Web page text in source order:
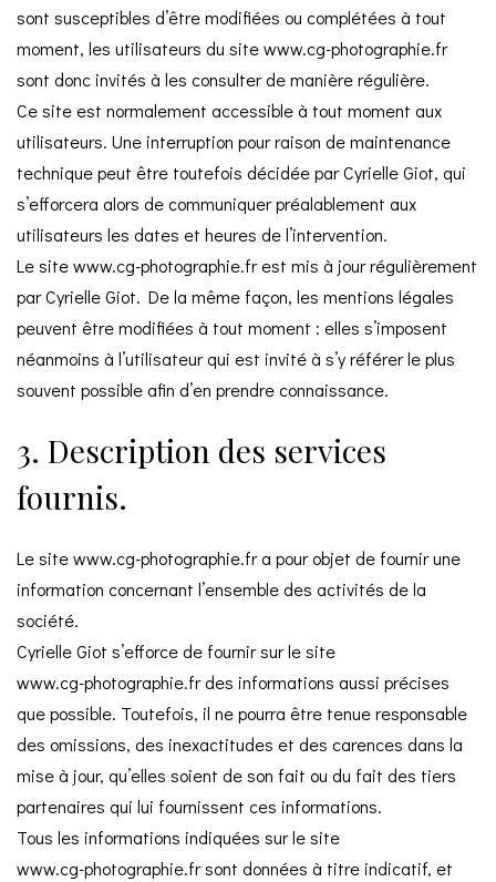
sont susceptibles d’être modifiées ou complétées à tout
moment, les utilisateurs du sitewww.cg-photographie.fr
sont donc invités à les consulter de manière régulière.
Ce site est normalement accessible à tout moment aux
utilisateurs. Une interruption pour raison de maintenance
technique peut être toutefois décidée par Cyrielle Giot, qui
s’efforcera alors de communiquer préalablement aux
utilisateurs les dates et heures de l’intervention.
Le sitewww.cg-photographie.frest mis à jour régulièrement
par Cyrielle Giot. De la même façon, les mentions légales
peuvent être modifiées à tout moment : elles s’imposent
néanmoins à l’utilisateur qui est invité à s’y référer le plus
souvent possible afin d’en prendre connaissance.
3. Description des services
fournis.
Le sitewww.cg-photographie.fra pour objet de fournir une
information concernant l’ensemble des activités de la
société.
Cyrielle Giot s’efforce de fournir sur le site
www.cg-photographie.frdes informations aussi précises
que possible. Toutefois, il ne pourra être tenue responsable
des omissions, des inexactitudes et des carences dans la
mise à jour, qu’elles soient de son fait ou du fait des tiers
partenaires qui lui fournissent ces informations.
Tous les informations indiquées sur le site
www.cg-photographie.frsont données à titre indicatif, et